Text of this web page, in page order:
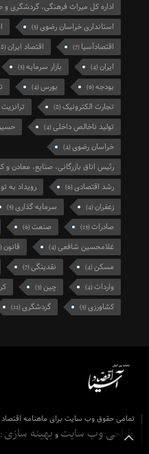
اداره کل میراث فرهنگی، گردشگری
استانداری خراسان رضوی(5)
اقتصادآسیا (7) اقتصاد ایران(18)
ایران(4) بازار سرمایه(5)
بودجه(6) بورس(4)
تجارت الکترونیک(8) ترانزیت
تولید ناخالص داخلی(4)
خراسان رضوی(4)
رئیس اتاق بازرگانی، صنایع، معادن و
رشد اقتصادی(6) رویداد به
زعفران(4) سرمایه گذاری(5)
صادرات(13) صنعت(6)
غلامحسین شافعی(4) قانون(4)
مسکن(4) نقدینگی(7)
واردات(4) چین(3)
کشاورزی(5) گردشگری(11)
تمامی حقوق وب سایت برای ماهنامه
طراحی وب سایت و بهینه سازی :